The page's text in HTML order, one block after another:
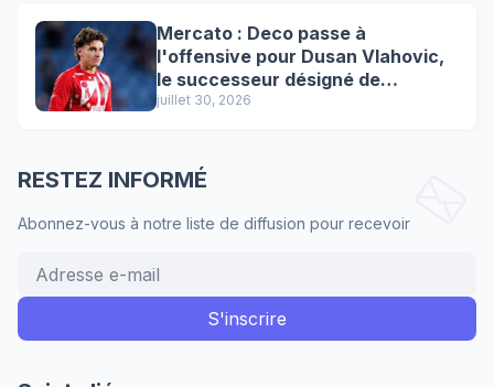
Mercato : Deco passe à
l'offensive pour Dusan Vlahovic,
le successeur désigné de
Lewandowski !
juillet 30, 2026
RESTEZ INFORMÉ
Abonnez-vous à notre liste de diffusion pour recevoir